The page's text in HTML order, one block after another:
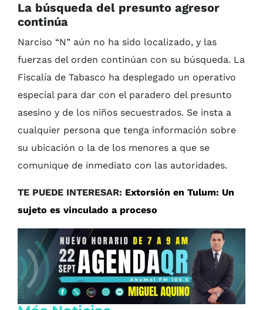
La búsqueda del presunto agresor
continúa
Narciso “N” aún no ha sido localizado, y las
fuerzas del orden continúan con su búsqueda. La
Fiscalía de Tabasco ha desplegado un operativo
especial para dar con el paradero del presunto
asesino y de los niños secuestrados. Se insta a
cualquier persona que tenga información sobre
su ubicación o la de los menores a que se
comunique de inmediato con las autoridades.
TE PUEDE INTERESAR: Extorsión en Tulum: Un
sujeto es vinculado a proceso